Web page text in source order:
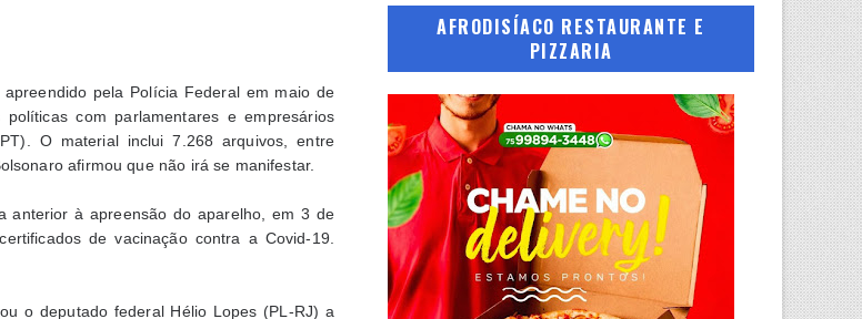
pela Polícia Federal em maio de
com parlamentares e empresários
O material inclui 7.268 arquivos, entre
afirmou que não irá se manifestar.
anterior à apreensão do aparelho, em 3 de
de vacinação contra a Covid-19.
o deputado federal Hélio Lopes (PL-RJ) a
AFRODISÍACO RESTAURANTE E
PIZZARIA